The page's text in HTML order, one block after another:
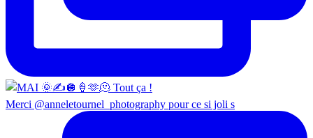
Merci @anneletournel_photography pour ce si joli s